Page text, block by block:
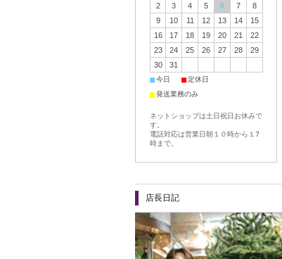
2
3 4 5 6 7
8
9
10 11 12 13 14
15
16
17 18 19 20 21
22
23
24 25 26 27 28
29
30
31
■今日 ■定休日
■発送業務のみ
ネットショップは土日祝日お休みで
す。
電話対応は営業日朝１０時から１7
時まで。
店長日記